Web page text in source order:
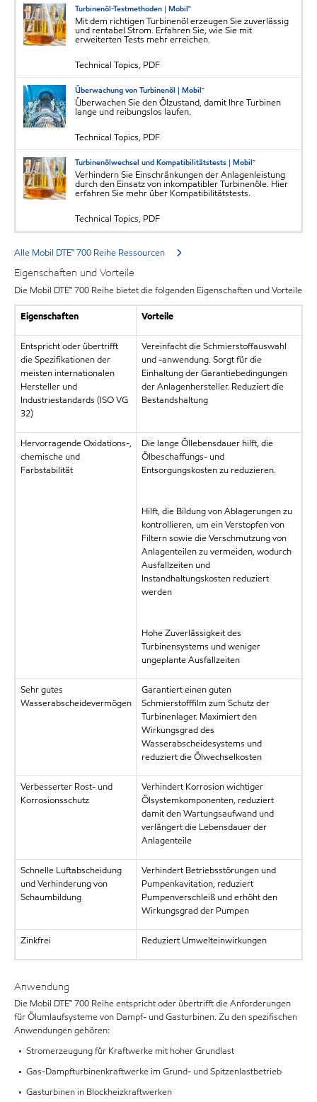
Turbinenöl-Testmethoden | Mobil™
Mit dem richtigen Turbinenöl erzeugen Sie zuverlässig
und rentabel Strom. Erfahren Sie, wie Sie mit
erweiterten Tests mehr erreichen.
Technical Topics, PDF
Überwachung von Turbinenöl | Mobil™
Überwachen Sie den Ölzustand, damit Ihre Turbinen
lange und reibungslos laufen.
Technical Topics, PDF
Turbinenölwechsel und Kompatibilitätstests | Mobil™
Verhindern Sie Einschränkungen der Anlagenleistung
durch den Einsatz von inkompatibler Turbinenöle. Hier
erfahren Sie mehr über Kompatibilitätstests.
Technical Topics, PDF
Alle Mobil DTE™ 700 Reihe Ressourcen
Eigenschaften und Vorteile
Die Mobil DTE™ 700 Reihe bietet die folgenden Eigenschaften und Vorteile
Eigenschaften Vorteile
Entspricht oder übertrifft
die Spezifikationen der
meisten internationalen
Hersteller und
Industriestandards (ISO VG
32)
Vereinfacht die Schmierstoffauswahl
und -anwendung. Sorgt für die
Einhaltung der Garantiebedingungen
der Anlagenhersteller. Reduziert die
Bestandshaltung
Hervorragende Oxidations-,
chemische und
Farbstabilität
Die lange Öllebensdauer hilft, die
Ölbeschaffungs- und
Entsorgungskosten zu reduzieren.
Hilft, die Bildung von Ablagerungen zu
kontrollieren, um ein Verstopfen von
Filtern sowie die Verschmutzung von
Anlagenteilen zu vermeiden, wodurch
Ausfallzeiten und
Instandhaltungskosten reduziert
werden
Hohe Zuverlässigkeit des
Turbinensystems und weniger
ungeplante Ausfallzeiten
Sehr gutes
Wasserabscheidevermögen
Garantiert einen guten
Schmierstofffilm zum Schutz der
Turbinenlager. Maximiert den
Wirkungsgrad des
Wasserabscheidesystems und
reduziert die Ölwechselkosten
Verbesserter Rost- und
Korrosionsschutz
Verhindert Korrosion wichtiger
Ölsystemkomponenten, reduziert
damit den Wartungsaufwand und
verlängert die Lebensdauer der
Anlagenteile
Schnelle Luftabscheidung
und Verhinderung von
Schaumbildung
Verhindert Betriebsstörungen und
Pumpenkavitation, reduziert
Pumpenverschleiß und erhöht den
Wirkungsgrad der Pumpen
Zinkfrei Reduziert Umwelteinwirkungen
Anwendung
Die Mobil DTE™ 700 Reihe entspricht oder übertrifft die Anforderungen
für Ölumlaufsysteme von Dampf- und Gasturbinen. Zu den spezifischen
Anwendungen gehören:
• Stromerzeugung für Kraftwerke mit hoher Grundlast
• Gas-Dampfturbinenkraftwerke im Grund- und Spitzenlastbetrieb
• Gasturbinen in Blockheizkraftwerken